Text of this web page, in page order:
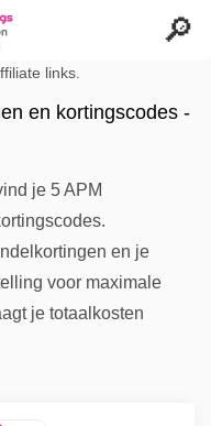
links.
en kortingscodes -
je 5 APM
en je
voor maximale
je totaalkosten